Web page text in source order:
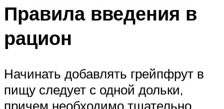
Правила введения в
рацион
Начинать добавлять грейпфрут в
пищу следует с одной дольки,
причем необходимо тщательно